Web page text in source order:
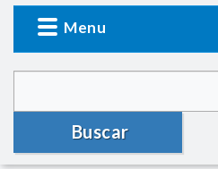
Menu
Buscar